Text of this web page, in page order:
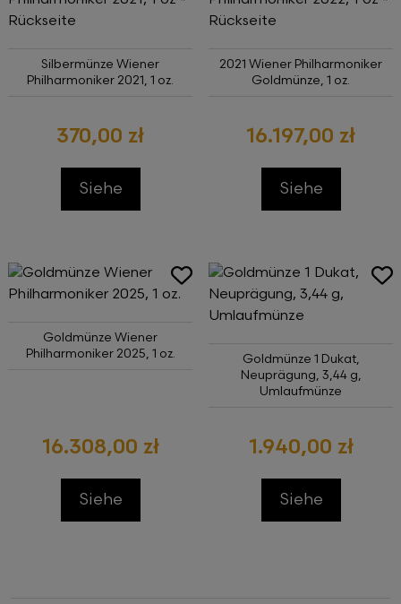
Silbermünze Wiener
Philharmoniker 2021, 1 oz.
370,00 zł
Siehe
2021 Wiener Philharmoniker
Goldmünze, 1 oz.
16.197,00 zł
Siehe
Goldmünze Wiener
Philharmoniker 2025, 1 oz.
16.308,00 zł
Siehe
Goldmünze 1 Dukat,
Neuprägung, 3,44 g,
Umlaufmünze
1.940,00 zł
Siehe